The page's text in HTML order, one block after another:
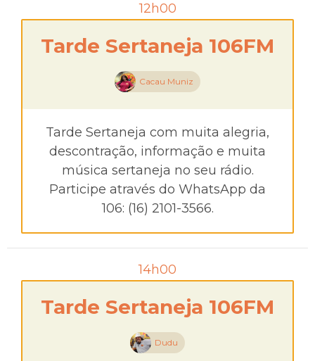
12h00
Tarde Sertaneja 106FM
Cacau Muniz
Tarde Sertaneja com muita alegria,
descontração, informação e muita
música sertaneja no seu rádio.
Participe através do WhatsApp da
106: (16) 2101-3566.
14h00
Tarde Sertaneja 106FM
Dudu